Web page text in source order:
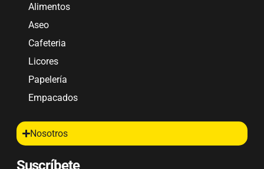
Alimentos
Aseo
Cafeteria
Licores
Papelería
Empacados
Nosotros
Suscríbete